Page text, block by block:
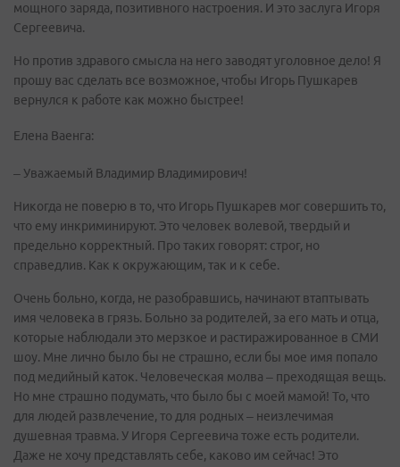
мощного заряда, позитивного настроения. И это заслуга Игоря
Сергеевича.
Но против здравого смысла на него заводят уголовное дело! Я
прошу вас сделать все возможное, чтобы Игорь Пушкарев
вернулся к работе как можно быстрее!
Елена Ваенга:
– Уважаемый Владимир Владимирович!
Никогда не поверю в то, что Игорь Пушкарев мог совершить то,
что ему инкриминируют. Это человек волевой, твердый и
предельно корректный. Про таких говорят: строг, но
справедлив. Как к окружающим, так и к себе.
Очень больно, когда, не разобравшись, начинают втаптывать
имя человека в грязь. Больно за родителей, за его мать и отца,
которые наблюдали это мерзкое и растиражированное в СМИ
шоу. Мне лично было бы не страшно, если бы мое имя попало
под медийный каток. Человеческая молва – преходящая вещь.
Но мне страшно подумать, что было бы с моей мамой! То, что
для людей развлечение, то для родных – неизлечимая
душевная травма. У Игоря Сергеевича тоже есть родители.
Даже не хочу представлять себе, каково им сейчас! Это